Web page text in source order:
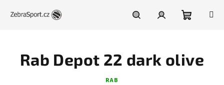
košík
Rab Depot 22 dark olive
RAB